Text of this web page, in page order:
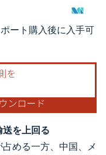
の表示が必要です。
ート購入後に入手可
を上回る
占める一方、中国、メ